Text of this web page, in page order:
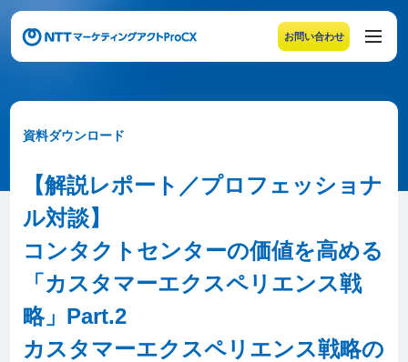
お問い合わせ
メニューの末尾です。Escape キーでメニューを閉じるこ
資料ダウンロード
【解説レポート／プロフェッショナ
ル対談】
コンタクトセンターの価値を高める
「カスタマーエクスペリエンス戦
略」Part.2
カスタマーエクスペリエンス戦略の